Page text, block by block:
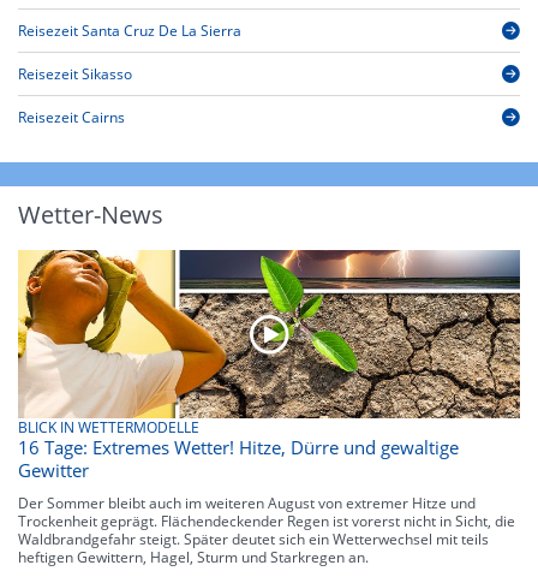
Reisezeit Santa Cruz De La Sierra
Reisezeit Sikasso
Reisezeit Cairns
Wetter-News
BLICK IN WETTERMODELLE
16 Tage: Extremes Wetter! Hitze, Dürre und gewaltige
Gewitter
Der Sommer bleibt auch im weiteren August von extremer Hitze und
Trockenheit geprägt. Flächendeckender Regen ist vorerst nicht in Sicht, die
Waldbrandgefahr steigt. Später deutet sich ein Wetterwechsel mit teils
heftigen Gewittern, Hagel, Sturm und Starkregen an.